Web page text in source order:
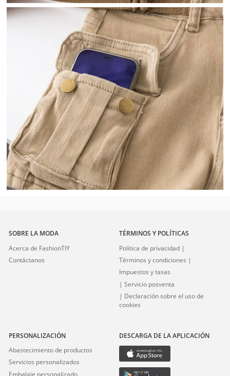
SOBRE LA MODA
Acerca de FashionTIY
Contáctanos
TÉRMINOS Y POLÍTICAS
Política de privacidad |
Términos y condiciones |
Impuestos y tasas
| Servicio posventa
| Declaración sobre el uso de
cookies
PERSONALIZACIÓN
Abastecimiento de productos
Servicios personalizados
Embalaje personalizado
DESCARGA DE LA APLICACIÓN